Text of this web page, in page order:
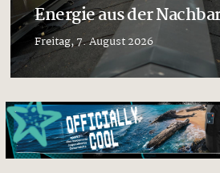
Energie aus der
Freitag, 7. August 2026